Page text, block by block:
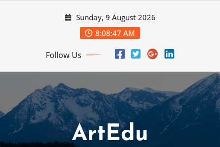
Sunday, 9 August 2026
8:08:49 AM
Follow Us
ArtEdu